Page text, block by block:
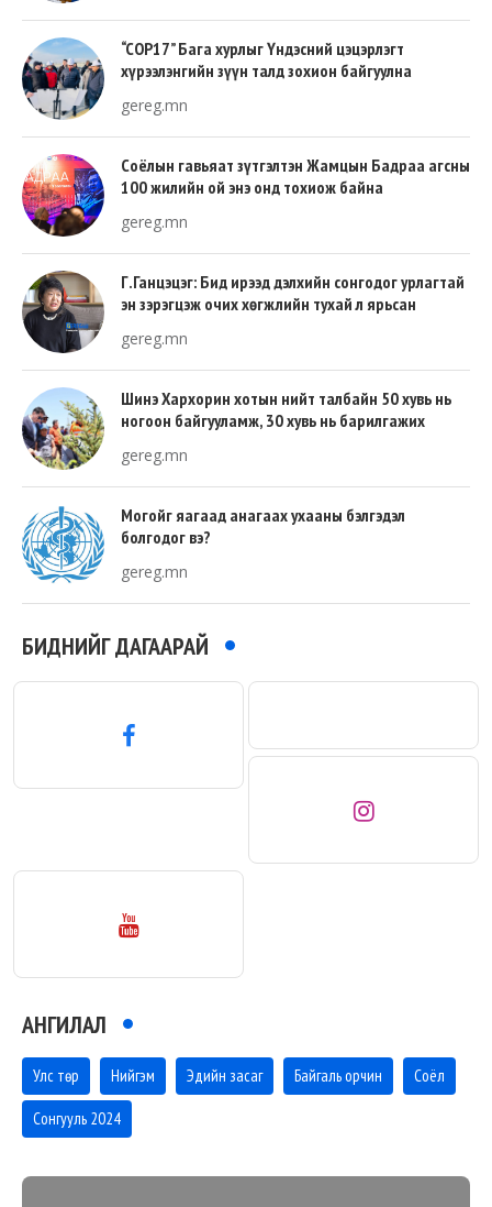
“COP17” Бага хурлыг Үндэсний цэцэрлэгт
хүрээлэнгийн зүүн талд зохион байгуулна
gereg.mn
Соёлын гавьяат зүтгэлтэн Жамцын Бадраа агсны
100 жилийн ой энэ онд тохиож байна
gereg.mn
Г.Ганцэцэг: Бид ирээд дэлхийн сонгодог урлагтай
эн зэрэгцэж очих хөгжлийн тухай л ярьсан
gereg.mn
Шинэ Хархорин хотын нийт талбайн 50 хувь нь
ногоон байгууламж, 30 хувь нь барилгажих
gereg.mn
Могойг яагаад анагаах ухааны бэлгэдэл
болгодог вэ?
gereg.mn
БИДНИЙГ ДАГААРАЙ
АНГИЛАЛ
Улс төр Нийгэм Эдийн засаг Байгаль орчин Соёл
Сонгууль 2024